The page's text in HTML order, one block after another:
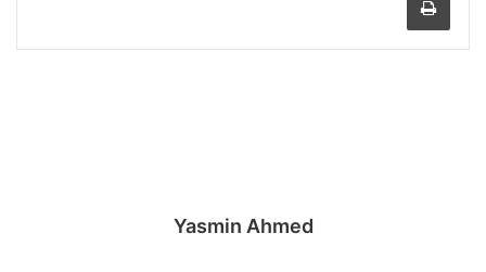
Yasmin Ahmed